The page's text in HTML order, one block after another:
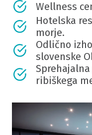
Wellness
Hotelska
morje.
Odlično
slovenske
ribiškega